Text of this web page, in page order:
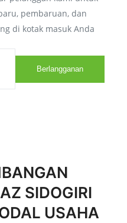
pembaruan, dan
di kotak masuk Anda
Berlangganan
SIDOGIRI
USAHA